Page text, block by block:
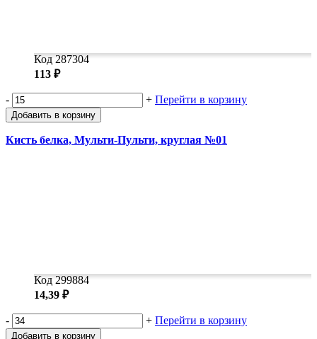
Код 287304
113 ₽
- + Перейти в корзину
Добавить в корзину
Кисть белка, Мульти-Пульти, круглая №01
Код 299884
14,39 ₽
- + Перейти в корзину
Добавить в корзину